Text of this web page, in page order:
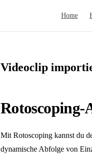
Home
Videoclip
Rotoscoping-
Mit Rotoscoping kannst du
dynamische Abfolge von